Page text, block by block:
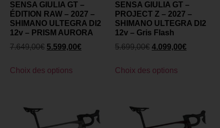
SENSA GIULIA GT –
ÉDITION RAW – 2027 –
SHIMANO ULTEGRA DI2
12v – PRISM AURORA
7.649,00€ 5.599,00€
Choix des options
SENSA GIULIA GT –
PROJECT Z – 2027 –
SHIMANO ULTEGRA DI2
12v – Gris Flash
5.699,00€ 4.099,00€
Choix des options